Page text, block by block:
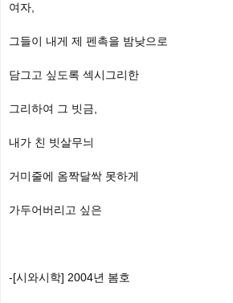
여자,
그들이 내게 제 펜촉을 밤낮으로
담그고 싶도록 섹시그리한
그리하여 그 빗금,
내가 친 빗살무늬
거미줄에 옴짝달싹 못하게
가두어버리고 싶은
-[시와시학] 2004년 봄호